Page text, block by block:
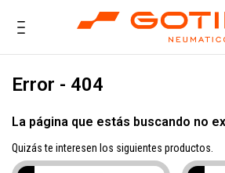
Error - 404
La página que estás buscando no
Quizás te interesen los siguientes productos.